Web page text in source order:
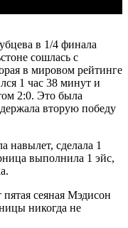
в 1/4 финала
сошлась с
в мировом рейтинге
1 час 38 минут и
2:0. Это была
вторую победу
навылет, сделала 1
выполнила 1 эйс,
сеяная Мэдисон
никогда не